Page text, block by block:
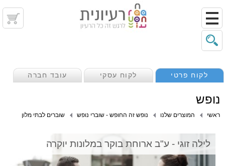
לקוח פרטי לקוח עסקי עובד חברה
נופש
ראשי המוצרים שלנו נופש זה החופש - שוברי נופש שוברים לבתי מלון
לילה זוגי - ע"ב ארוחת בוקר במלונות יוקרה